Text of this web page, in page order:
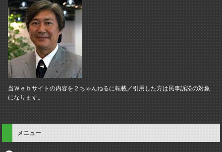
当Ｗｅｂサイトの内容を２ちゃんねるに転載／引用した方は民事訴訟の対象
になります。
メニュー